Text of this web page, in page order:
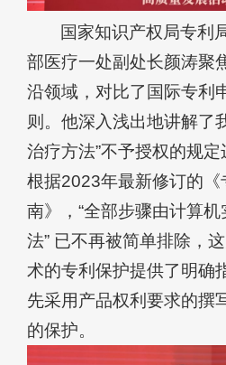
国家知识产权局专利
部医疗一处副处长颜涛聚
沿领域，对比了国际专利
则。他深入浅出地讲解了
治疗方法”不予授权的规定
根据2023年最新修订的《
南》，“全部步骤由计算
法” 已不再被简单排除，
术的专利保护提供了明确
先采用产品权利要求的撰
的保护。